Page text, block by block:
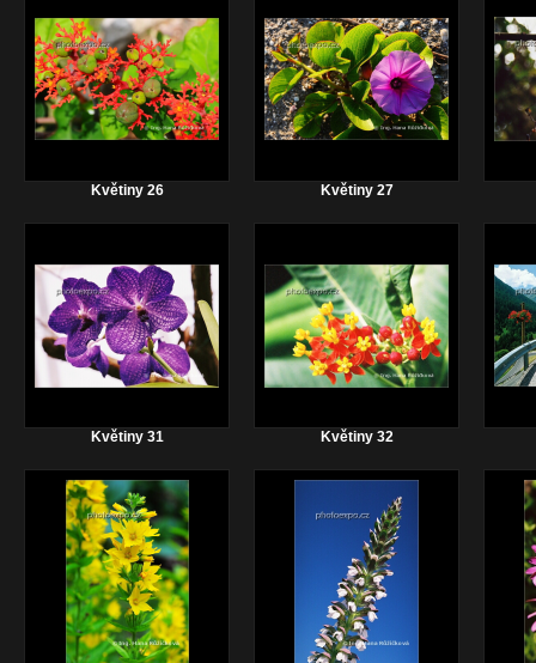
Květiny 26 Květiny 27
Květiny 31 Květiny 32